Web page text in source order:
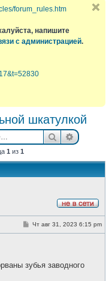
forum_rules.htm
напишите
с администрацией.
шкатулкой
Поиск
1 из 1
в
с
С
н
Чт авг 31, 2023 6:15 pm
зубья заводного